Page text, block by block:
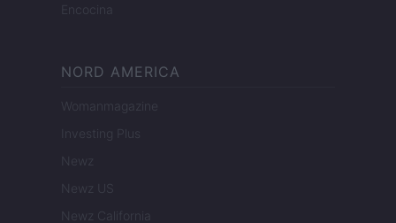
Encocina
NORD AMERICA
Womanmagazine
Investing Plus
Newz
Newz US
Newz California